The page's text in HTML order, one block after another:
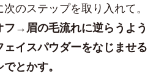
のステップを取り入れて。
フ→眉の毛流れに逆らうよう
イスパウダーをなじませる
とかす。